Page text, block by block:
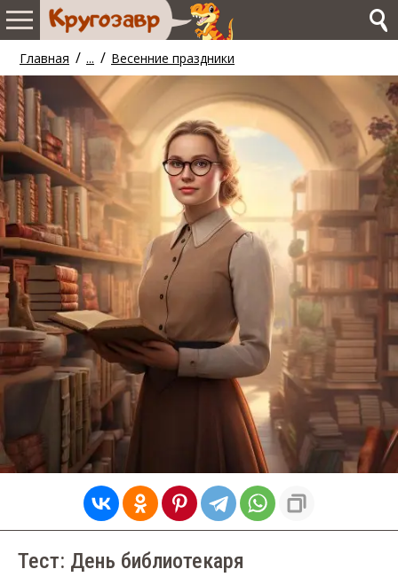
Главная / ... / Весенние праздники
Тест: День библиотекаря